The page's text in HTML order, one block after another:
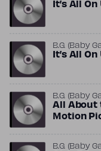
It’s All On
B.G. (Baby
It’s All On
B.G. (Baby
All About
Motion
B.G. (Baby